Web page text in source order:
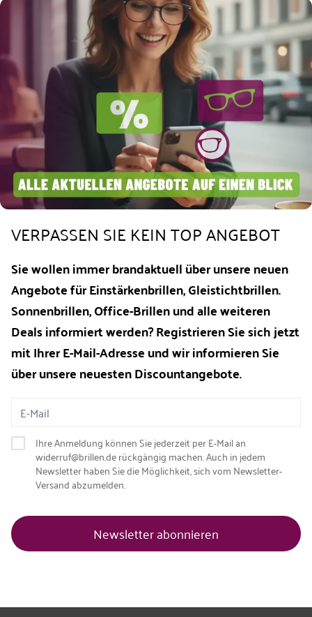
VERPASSEN SIE KEIN TOP ANGEBOT
Sie wollen immer brandaktuell über unsere neuen
Angebote für Einstärkenbrillen, Gleistichtbrillen.
Sonnenbrillen, Office-Brillen und alle weiteren
Deals informiert werden? Registrieren Sie sich jetzt
mit Ihrer E-Mail-Adresse und wir informieren Sie
über unsere neuesten Discountangebote.
Ihre Anmeldung können Sie jederzeit per E-Mail an
widerruf@brillen.de rückgängig machen. Auch in jedem
Newsletter haben Sie die Möglichkeit, sich vom Newsletter-
Versand abzumelden.
Newsletter abonnieren